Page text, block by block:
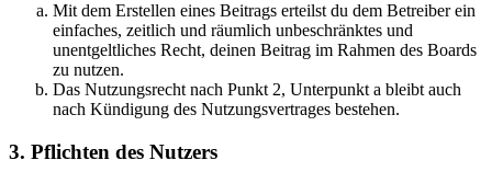
Mit dem Erstellen eines Beitrags erteilst du dem Betreiber ein
einfaches, zeitlich und räumlich unbeschränktes und
unentgeltliches Recht, deinen Beitrag im Rahmen des Boards
zu nutzen.
Das Nutzungsrecht nach Punkt 2, Unterpunkt a bleibt auch
nach Kündigung des Nutzungsvertrages bestehen.
3. Pflichten des Nutzers